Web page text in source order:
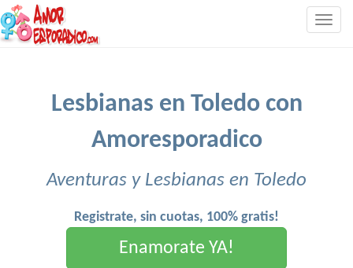
Lesbianas en Toledo con
Amoresporadico
Aventuras y Lesbianas en Toledo
Registrate, sin cuotas, 100% gratis!
Enamorate YA!